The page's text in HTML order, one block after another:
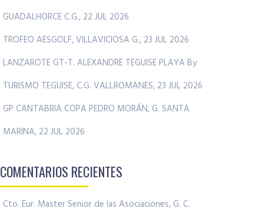
GUADALHORCE C.G., 22 JUL 2026
TROFEO AESGOLF, VILLAVICIOSA G., 23 JUL 2026
LANZAROTE GT-T. ALEXANDRE TEGUISE PLAYA By
TURISMO TEGUISE, C.G. VALLROMANES, 23 JUL 2026
GP CANTABRIA COPA PEDRO MORÁN, G. SANTA
MARINA, 22 JUL 2026
COMENTARIOS RECIENTES
Cto. Eur. Master Senior de las Asociaciones, G. C.